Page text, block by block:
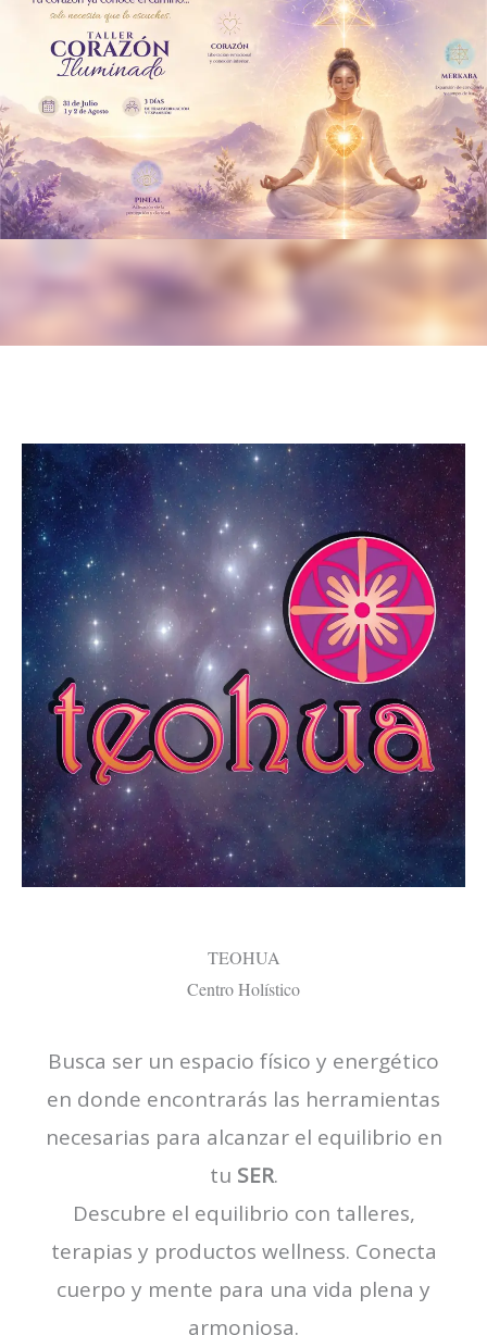
TEOHUA
Centro Holístico
Busca ser un espacio físico y energético
en donde encontrarás las herramientas
necesarias para alcanzar el equilibrio en
tu SER.
Descubre el equilibrio con talleres,
terapias y productos wellness. Conecta
cuerpo y mente para una vida plena y
armoniosa.